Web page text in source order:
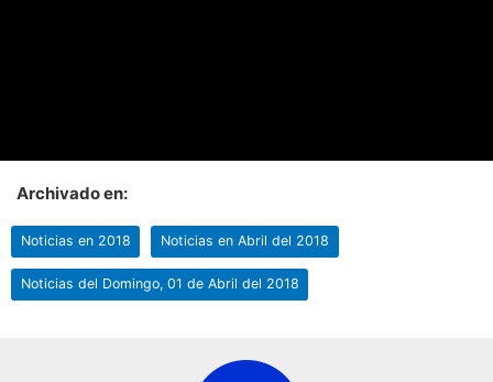
Archivado en:
Noticias en 2018 Noticias en Abril del 2018
Noticias del Domingo, 01 de Abril del 2018